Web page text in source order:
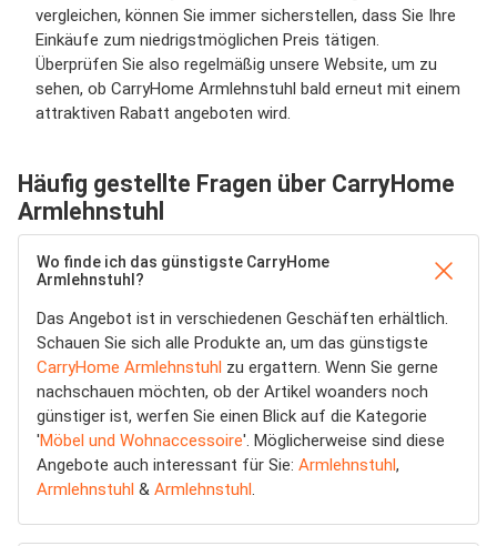
vergleichen, können Sie immer sicherstellen, dass Sie Ihre
Einkäufe zum niedrigstmöglichen Preis tätigen.
Überprüfen Sie also regelmäßig unsere Website, um zu
sehen, ob CarryHome Armlehnstuhl bald erneut mit einem
attraktiven Rabatt angeboten wird.
Häufig gestellte Fragen über CarryHome
Armlehnstuhl
Wo finde ich das günstigste CarryHome
Armlehnstuhl?
Das Angebot ist in verschiedenen Geschäften erhältlich.
Schauen Sie sich alle Produkte an, um das günstigste
CarryHome Armlehnstuhl zu ergattern. Wenn Sie gerne
nachschauen möchten, ob der Artikel woanders noch
günstiger ist, werfen Sie einen Blick auf die Kategorie
'Möbel und Wohnaccessoire'. Möglicherweise sind diese
Angebote auch interessant für Sie: Armlehnstuhl,
Armlehnstuhl & Armlehnstuhl.